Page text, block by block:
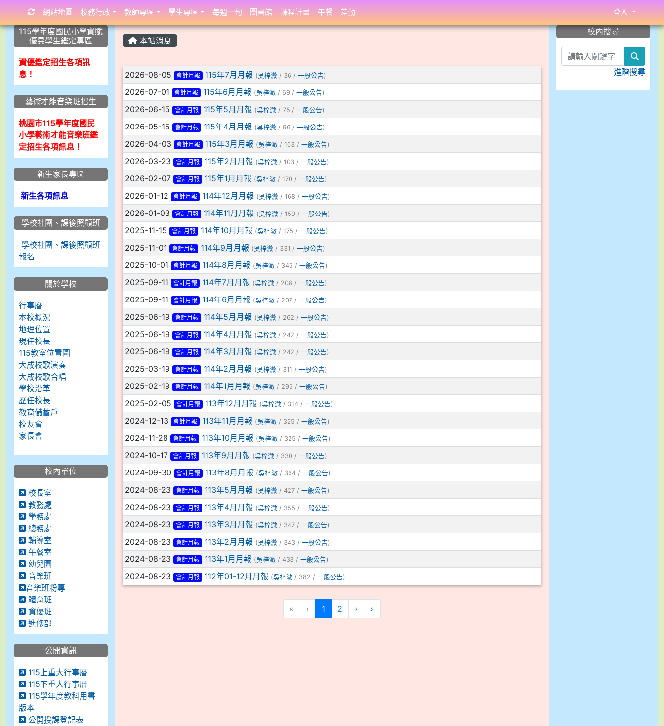
:::
本站消息
文章列表
2026-08-05 會計月報 115年7月月報 (吳梓溦/ 36 / 一般公告)
2026-07-01 會計月報 115年6月月報 (吳梓溦/ 69 / 一般公告)
2026-06-15 會計月報 115年5月月報 (吳梓溦/ 75 / 一般公告)
2026-05-15 會計月報 115年4月月報 (吳梓溦/ 96 / 一般公告)
2026-04-03 會計月報 115年3月月報 (吳梓溦/ 103 / 一般公告)
2026-03-23 會計月報 115年2月月報 (吳梓溦/ 103 / 一般公告)
2026-02-07 會計月報 115年1月月報 (吳梓溦/ 170 / 一般公告)
2026-01-12 會計月報 114年12月月報 (吳梓溦/ 168 / 一般公告)
2026-01-03 會計月報 114年11月月報 (吳梓溦/ 159 / 一般公告)
2025-11-15 會計月報 114年10月月報 (吳梓溦/ 175 / 一般公告)
2025-11-01 會計月報 114年9月月報 (吳梓溦/ 331 / 一般公告)
2025-10-01 會計月報 114年8月月報 (吳梓溦/ 345 / 一般公告)
2025-09-11 會計月報 114年7月月報 (吳梓溦/ 208 / 一般公告)
2025-09-11 會計月報 114年6月月報 (吳梓溦/ 207 / 一般公告)
2025-06-19 會計月報 114年5月月報 (吳梓溦/ 262 / 一般公告)
2025-06-19 會計月報 114年4月月報 (吳梓溦/ 242 / 一般公告)
2025-06-19 會計月報 114年3月月報 (吳梓溦/ 242 / 一般公告)
2025-03-19 會計月報 114年2月月報 (吳梓溦/ 311 / 一般公告)
2025-02-19 會計月報 114年1月月報 (吳梓溦/ 295 / 一般公告)
2025-02-05 會計月報 113年12月月報 (吳梓溦/ 314 / 一般公告)
2024-12-13 會計月報 113年11月月報 (吳梓溦/ 325 / 一般公告)
2024-11-28 會計月報 113年10月月報 (吳梓溦/ 325 / 一般公告)
2024-10-17 會計月報 113年9月月報 (吳梓溦/ 330 / 一般公告)
2024-09-30 會計月報 113年8月月報 (吳梓溦/ 364 / 一般公告)
2024-08-23 會計月報 113年5月月報 (吳梓溦/ 427 / 一般公告)
2024-08-23 會計月報 113年4月月報 (吳梓溦/ 355 / 一般公告)
2024-08-23 會計月報 113年3月月報 (吳梓溦/ 347 / 一般公告)
2024-08-23 會計月報 113年2月月報 (吳梓溦/ 343 / 一般公告)
2024-08-23 會計月報 113年1月月報 (吳梓溦/ 433 / 一般公告)
2024-08-23 會計月報 112年01-12月月報 (吳梓溦/ 382 / 一般公告)
« ‹ 1(current)
2 › »
:::115學年度國民小學資賦
優異學生鑑定專區
資優鑑定招生各項訊
息！
藝術才能音樂班招生
桃園市115學年度國民
小學藝術才能音樂班鑑
定招生各項訊息！
新生家長專區
新生各項訊息
學校社團、課後照顧班
學校社團、課後照顧班
報名
關於學校
行事曆
本校概況
地理位置
現任校長
115教室位置圖
大成校歌演奏
大成校歌合唱
學校沿革
歷任校長
教育儲蓄戶
校友會
家長會
校內單位
校長室
教務處
學務處
總務處
輔導室
午餐室
幼兒園
音樂班
音樂班粉專
體育班
資優班
進修部
公開資訊
115上重大行事曆
115下重大行事曆
115學年度教科用書
版本
公開授課登記表
::: 校內搜尋
進階搜尋
::: 網站地圖 校務行政 教師專區 學生專區 每週一句 圖書館 課程計畫 午餐 差勤 登入